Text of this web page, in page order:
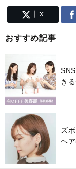
X
おすすめ記事
き
ズ
ヘ